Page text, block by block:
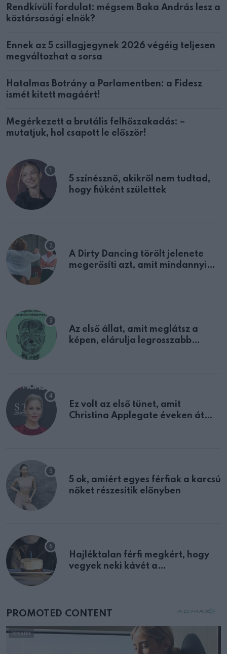
Rendkívüli fordulat: mégsem Baka András lesz a
köztársasági elnök?
Ennek az 5 csillagjegynek 2026 végéig teljesen
megváltozhat a sorsa
Hatalmas Botrány a Parlamentben: a Fidesz
ismét kitett magáért!
Megérkezett a brutális felhőszakadás: –
mutatjuk, hol csapott le először!
5 színésznő, akikről nem tudtad,
hogy fiúként születtek
A Dirty Dancing törölt jelenete
megerősíti azt, amit mindannyian
Az első állat, amit meglátsz a
képen, elárulja legrosszabb
Ez volt az első tünet, amit
Christina Applegate éveken át
5 ok, amiért egyes férfiak a karcsú
nőket részesítik előnyben
Hajléktalan férfi megkért, hogy
vegyek neki kávét a